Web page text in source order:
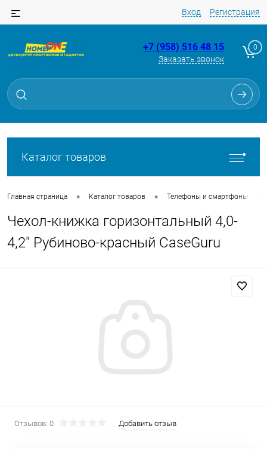
Вход Регистрация
+7 (958) 516 48 15
Заказать звонок
0
Каталог товаров
Главная страница • Каталог товаров • Телефоны и смартфоны
Чехол-книжка горизонтальный 4,0-
4,2" Рубиново-красный CaseGuru
Отзывов: 0 Добавить отзыв
Для клиентов всех банков
Разбейте
без переплат
Сегодня
выбранный способом